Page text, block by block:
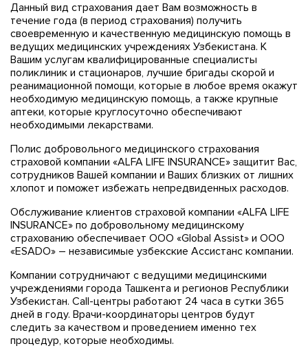
Данный вид страхования дает Вам возможность в
течение года (в период страхования) получить
своевременную и качественную медицинскую помощь в
ведущих медицинских учреждениях Узбекистана. К
Вашим услугам квалифицированные специалисты
поликлиник и стационаров, лучшие бригады скорой и
реанимационной помощи, которые в любое время окажут
необходимую медицинскую помощь, а также крупные
аптеки, которые круглосуточно обеспечивают
необходимыми лекарствами.
Полис добровольного медицинского страхования
страховой компании «ALFA LIFE INSURANCE» защитит Вас,
сотрудников Вашей компании и Ваших близких от лишних
хлопот и поможет избежать непредвиденных расходов.
Обслуживание клиентов страховой компании «ALFA LIFE
INSURANCE» по добровольному медицинскому
страхованию обеспечивает ООО «Global Assist» и ООО
«ESADO» – независимые узбекские Ассистанс компании.
Компании сотрудничают с ведущими медицинскими
учреждениями города Ташкента и регионов Республики
Узбекистан. Call-центры работают 24 часа в сутки 365
дней в году. Врачи-координаторы центров будут
следить за качеством и проведением именно тех
процедур, которые необходимы.